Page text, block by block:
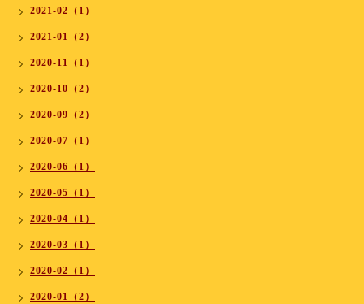
2021-02（1）
2021-01（2）
2020-11（1）
2020-10（2）
2020-09（2）
2020-07（1）
2020-06（1）
2020-05（1）
2020-04（1）
2020-03（1）
2020-02（1）
2020-01（2）